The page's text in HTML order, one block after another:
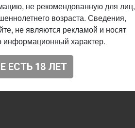
не рекомендованную для лиц,
возраста. Сведения,
не являются рекламой и носят
информационный характер.
ЕСТЬ 18 ЛЕТ